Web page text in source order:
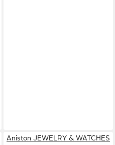
Aniston JEWELRY & WATCHES